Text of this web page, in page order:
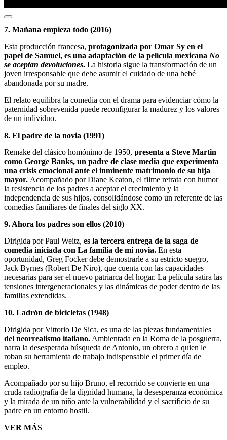
7. Mañana empieza todo (2016)
Esta producción francesa, protagonizada por Omar Sy en el
papel de Samuel, es una adaptación de la película mexicana No
se aceptan devoluciones. La historia sigue la transformación de un
joven irresponsable que debe asumir el cuidado de una bebé
abandonada por su madre.
El relato equilibra la comedia con el drama para evidenciar cómo la
paternidad sobrevenida puede reconfigurar la madurez y los valores
de un individuo.
8. El padre de la novia (1991)
Remake del clásico homónimo de 1950, presenta a Steve Martin
como George Banks, un padre de clase media que experimenta
una crisis emocional ante el inminente matrimonio de su hija
mayor. Acompañado por Diane Keaton, el filme retrata con humor
la resistencia de los padres a aceptar el crecimiento y la
independencia de sus hijos, consolidándose como un referente de las
comedias familiares de finales del siglo XX.
9. Ahora los padres son ellos (2010)
Dirigida por Paul Weitz, es la tercera entrega de la saga de
comedia iniciada con La familia de mi novia. En esta
oportunidad, Greg Focker debe demostrarle a su estricto suegro,
Jack Byrnes (Robert De Niro), que cuenta con las capacidades
necesarias para ser el nuevo patriarca del hogar. La película satira las
tensiones intergeneracionales y las dinámicas de poder dentro de las
familias extendidas.
10. Ladrón de bicicletas (1948)
Dirigida por Vittorio De Sica, es una de las piezas fundamentales
del neorrealismo italiano. Ambientada en la Roma de la posguerra,
narra la desesperada búsqueda de Antonio, un obrero a quien le
roban su herramienta de trabajo indispensable el primer día de
empleo.
Acompañado por su hijo Bruno, el recorrido se convierte en una
cruda radiografía de la dignidad humana, la desesperanza económica
y la mirada de un niño ante la vulnerabilidad y el sacrificio de su
padre en un entorno hostil.
VER MÁS